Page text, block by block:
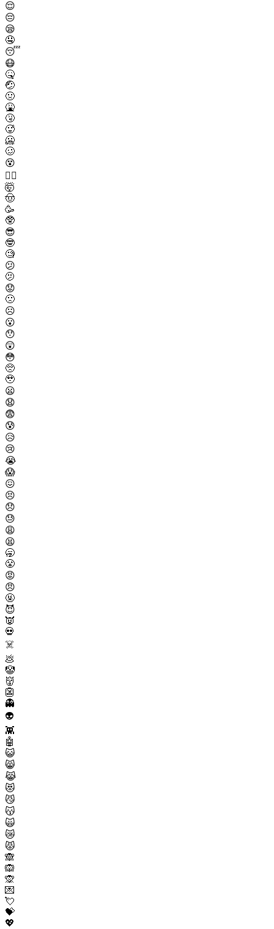
😌
😔
😪
🤤
😴
😷
🤒
🤕
🤢
🤮
🤧
🥵
🥶
🥴
😵
😵‍💫
🤯
🤠
🥳
🥸
😎
🤓
🧐
😕
🫤
😟
🙁
☹️
😮
😯
😲
😳
🥺
🥹
😦
😧
😨
😰
😥
😢
😭
😱
😖
😣
😞
😓
😩
😫
🥱
😤
😡
😠
🤬
😈
👿
💀
☠️
💩
🤡
👹
👺
👻
👽
👾
🤖
😺
😸
😹
😻
😼
😽
🙀
😿
😾
🙈
🙉
🙊
💌
💘
💝
💖